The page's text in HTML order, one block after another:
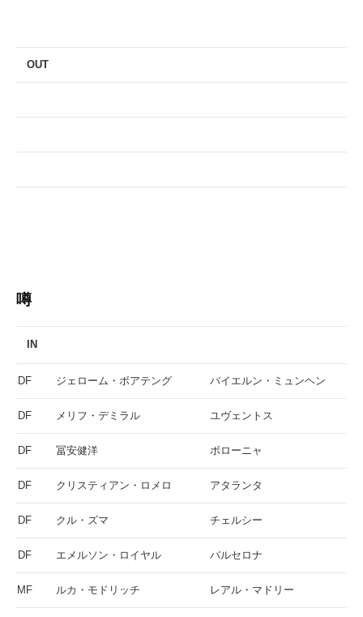
OUT
噂
IN
DF ジェローム・ボアテング バイエルン・ミュンヘン
DF メリフ・デミラル ユヴェントス
DF 冨安健洋 ボローニャ
DF クリスティアン・ロメロ アタランタ
DF クル・ズマ チェルシー
DF エメルソン・ロイヤル バルセロナ
MF ルカ・モドリッチ レアル・マドリー